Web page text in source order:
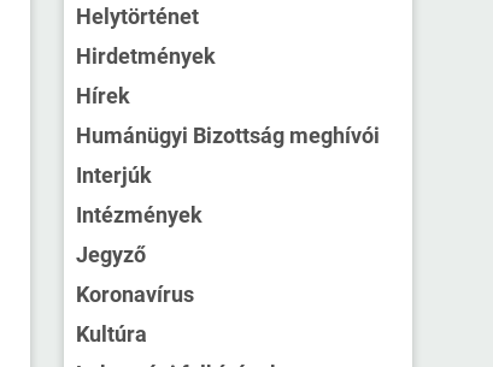
Helytörténet
Hirdetmények
Hírek
Humánügyi Bizottság meghívói
Interjúk
Intézmények
Jegyző
Koronavírus
Kultúra